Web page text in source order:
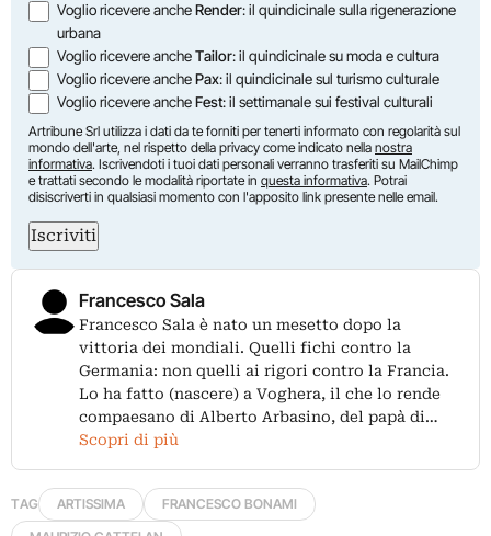
Voglio ricevere ancheRender: il quindicinale sulla rigenerazione
urbana
Voglio ricevere ancheTailor: il quindicinale su moda e cultura
Voglio ricevere anchePax: il quindicinale sul turismo culturale
Voglio ricevere ancheFest: il settimanale sui festival culturali
Artribune Srl utilizza i dati da te forniti per tenerti informato con regolarità sul
mondo dell'arte, nel rispetto della privacy come indicato nella nostra
informativa. Iscrivendoti i tuoi dati personali verranno trasferiti su MailChimp
e trattati secondo le modalità riportate in questa informativa. Potrai
disiscriverti in qualsiasi momento con l'apposito link presente nelle email.
Iscriviti
Francesco Sala
Francesco Sala è nato un mesetto dopo la
vittoria dei mondiali. Quelli fichi contro la
Germania: non quelli ai rigori contro la Francia.
Lo ha fatto (nascere) a Voghera, il che lo rende
compaesano di Alberto Arbasino, del papà di…
Scopri di più
TAG ARTISSIMA
FRANCESCO BONAMI